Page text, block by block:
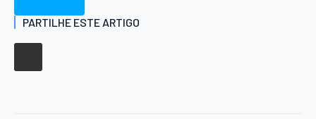
PARTILHE ESTE ARTIGO